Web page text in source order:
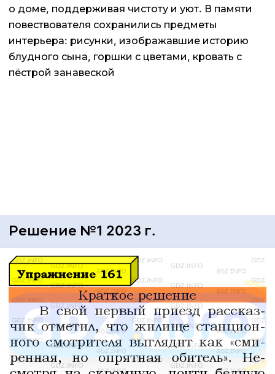
о доме, поддерживая чистоту и уют. В памяти
повествователя сохранились предметы
интерьера: рисунки, изображавшие историю
блудного сына, горшки с цветами, кровать с
пёстрой занавеской
Решение №1 2023 г.